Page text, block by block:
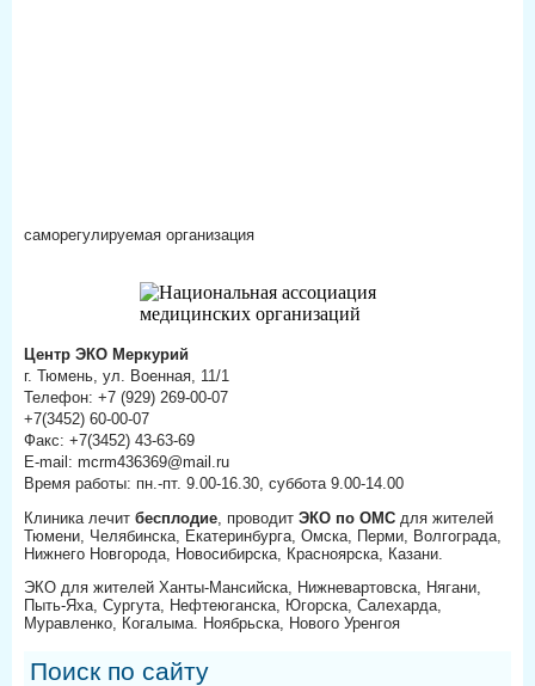
саморегулируемая организация
Центр ЭКО Меркурий
г. Тюмень, ул. Военная, 11/1
Телефон: +7 (929) 269-00-07
+7(3452) 60-00-07
Факс: +7(3452) 43-63-69
E-mail: mcrm436369@mail.ru
Время работы: пн.-пт. 9.00-16.30, суббота 9.00-14.00
Клиника лечит бесплодие , проводит ЭКО по ОМС для жителей
Тюмени, Челябинска, Екатеринбурга, Омска, Перми, Волгограда,
Нижнего Новгорода, Новосибирска, Красноярска, Казани.
ЭКО для жителей Ханты-Мансийска, Нижневартовска, Нягани,
Пыть-Яха, Сургута, Нефтеюганска, Югорска, Салехарда,
Муравленко, Когалыма. Ноябрьска, Нового Уренгоя
Поиск по сайту